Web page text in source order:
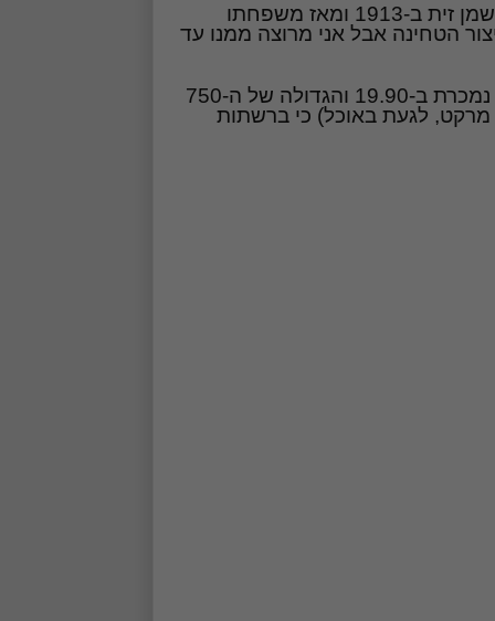
סבא חביב עפ"י מה שקראתי על האריזה התחיל בייצור שמן זית ב-1913 ומאז משפחתו
הטחינה אבל אני מרוצה ממנו עד
הטחינה הוכנה משומשום אורגני בלבד, הצנצנת הקטנה נמכרת ב-19.90 והגדולה של ה-750
מרקט, לגעת באוכל) כי ברשתות